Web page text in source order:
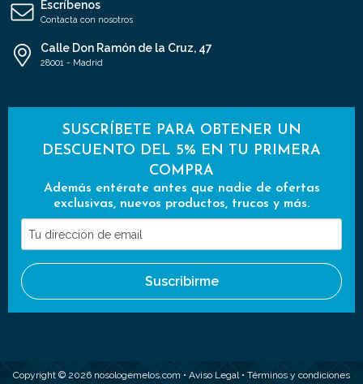
Escríbenos
Contacta con nosotros
Calle Don Ramón de la Cruz, 47
28001 - Madrid
SUSCRÍBETE PARA OBTENER UN
DESCUENTO DEL 5% EN TU PRIMERA
COMPRA
Además entérate antes que nadie de ofertas
exclusivas, nuevos productos, trucos y más.
Tu
dirección
de
email
Suscribirme
Copyright © 2026 nosologemelos.com • Aviso Legal• Términos y condiciones